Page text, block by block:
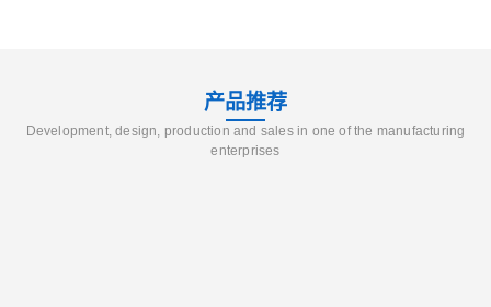
产品推荐
Development, design, production and sales in one of the manufacturing
enterprises